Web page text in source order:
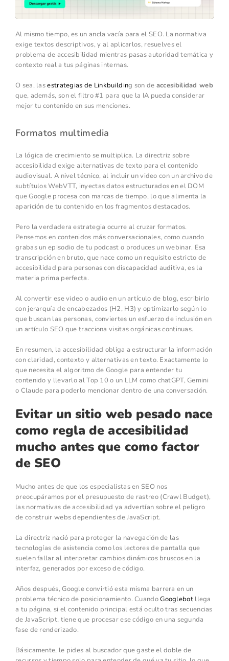
Al mismo tiempo, es un ancla vacía para el SEO. La normativa
exige textos descriptivos, y al aplicarlos, resuelves el
problema de accesibilidad mientras pasas autoridad temática y
contexto real a tus páginas internas.
O sea, lasestrategias de Linkbuilding son de accesibilidad web
que, además, son el filtro #1 para que la IA pueda considerar
mejor tu contenido en sus menciones.
Formatos multimedia
La lógica de crecimiento se multiplica. La directriz sobre
accesibilidad exige alternativas de texto para el contenido
audiovisual. A nivel técnico, al incluir un video con un archivo de
subtítulos WebVTT, inyectas datos estructurados en el DOM
que Google procesa con marcas de tiempo, lo que alimenta la
aparición de tu contenido en los fragmentos destacados.
Pero la verdadera estrategia ocurre al cruzar formatos.
Pensemos en contenidos más conversacionales, como cuando
grabas un episodio de tu podcast o produces un webinar. Esa
transcripción en bruto, que nace como un requisito estricto de
accesibilidad para personas con discapacidad auditiva, es la
materia prima perfecta.
Al convertir ese video o audio en un artículo de blog, escribirlo
con jerarquía de encabezados (H2, H3) y optimizarlo según lo
que buscan las personas, conviertes un esfuerzo de inclusión en
un artículo SEO que tracciona visitas orgánicas continuas.
En resumen, la accesibilidad obliga a estructurar la información
con claridad, contexto y alternativas en texto. Exactamente lo
que necesita el algoritmo de Google para entender tu
contenido y llevarlo al Top 10 o un LLM como chatGPT, Gemini
o Claude para poderlo mencionar dentro de una conversación.
Evitar un sitio web pesado nace
como regla de accesibilidad
mucho antes que como factor
de SEO
Mucho antes de que los especialistas en SEO nos
preocupáramos por el presupuesto de rastreo (Crawl Budget),
las normativas de accesibilidad ya advertían sobre el peligro
de construir webs dependientes de JavaScript.
La directriz nació para proteger la navegación de las
tecnologías de asistencia como los lectores de pantalla que
suelen fallar al interpretar cambios dinámicos bruscos en la
interfaz, generados por exceso de código.
Años después, Google convirtió esta misma barrera en un
problema técnico de posicionamiento. CuandoGooglebotllega
a tu página, si el contenido principal está oculto tras secuencias
de JavaScript, tiene que procesar ese código en una segunda
fase de renderizado.
Básicamente, le pides al buscador que gaste el doble de